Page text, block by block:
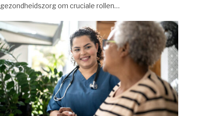
gezondheidszorg om cruciale rollen…